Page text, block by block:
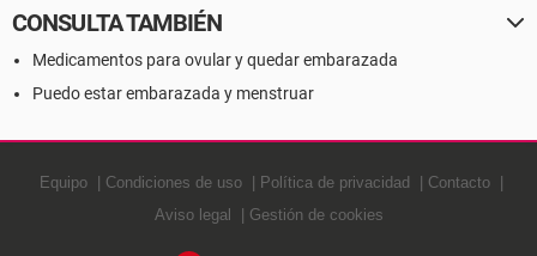
CONSULTA TAMBIÉN
Medicamentos para ovular y quedar embarazada
Puedo estar embarazada y menstruar
Equipo Condiciones de uso Política de privacidad
Contacto
Aviso legal
Gestión de cookies